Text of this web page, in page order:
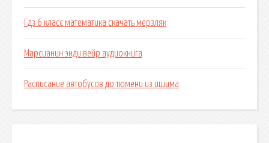
Гдз 6 класс математика скачать мерзляк
Марсианин энди вейр аудиокнига
Расписание автобусов до тюмени из ишима